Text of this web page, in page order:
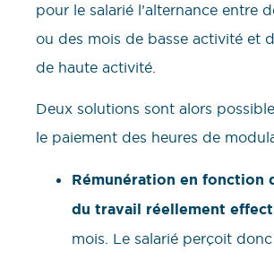
pour le salarié l’alternance entre
ou des mois de basse activité et
de haute activité.
Deux solutions sont alors
le paiement des heures de
Rémunération en fonction
du travail réellement
mois. Le salarié perçoit